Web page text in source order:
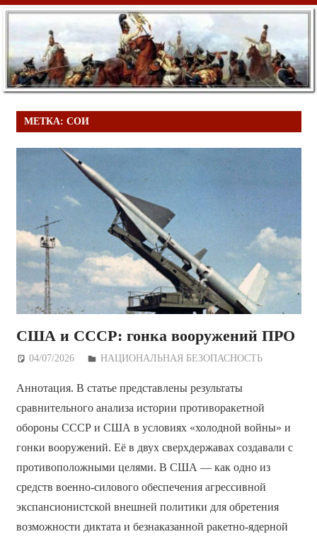
МЕТКА: СОИ
США и СССР: гонка вооружений ПРО
04/07/2026 Дежурный по Редакции
НАЦИОНАЛЬНАЯ БЕЗОПАСНОСТЬ
Аннотация. В статье представлены результаты
сравнительного анализа истории противоракетной
обороны СССР и США в условиях «холодной войны» и
гонки вооружений. Её в двух сверхдержавах создавали с
противоположными целями. В США — как одно из
средств военно-силового обеспечения агрессивной
экспансионистской внешней политики для обретения
возможности диктата и безнаказанной ракетно-ядерной